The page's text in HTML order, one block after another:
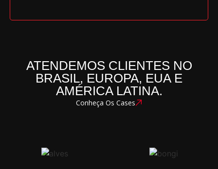
ATENDEMOS CLIENTES NO
BRASIL, EUROPA, EUA E
AMÉRICA LATINA.
Conheça Os Cases